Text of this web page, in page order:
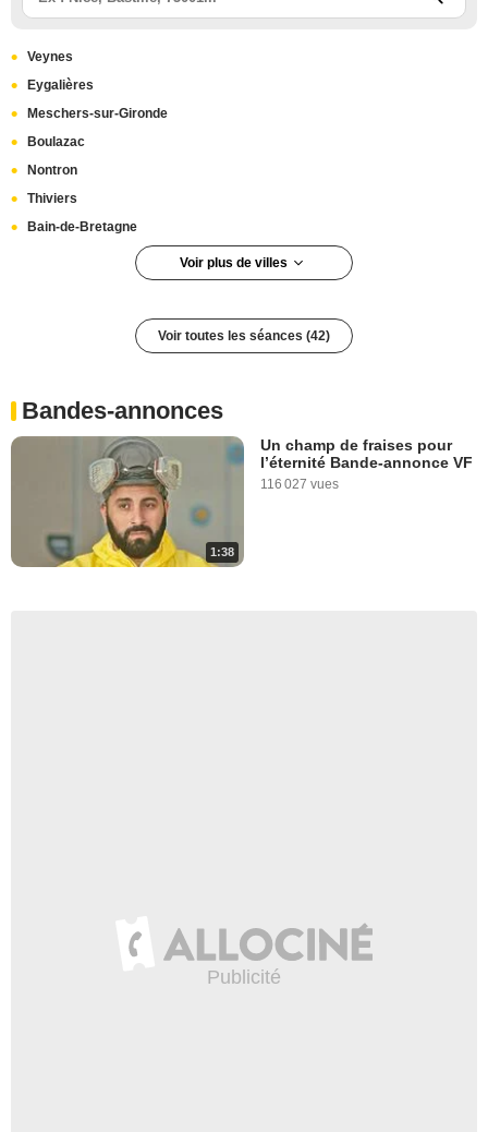
Veynes
Eygalières
Meschers-sur-Gironde
Boulazac
Nontron
Thiviers
Bain-de-Bretagne
Voir plus de villes
Château-Renard
Sainte-Foy-lès-Lyon
Saint-Jorioz
Aubervilliers
Charleville-Mézières
Voir toutes les séances (42)
Bandes-annonces
1:38
Un champ de fraises pour
l’éternité Bande-annonce VF
116 027 vues